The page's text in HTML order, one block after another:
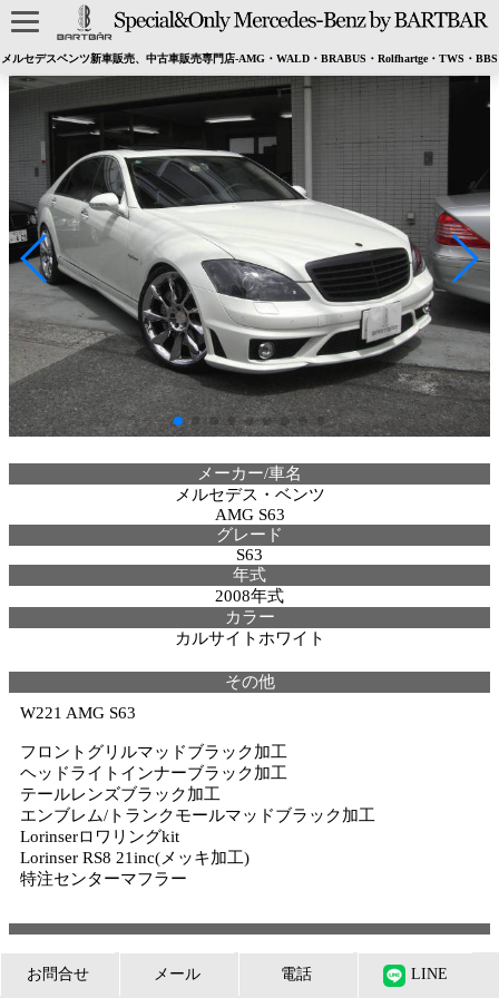
メルセデスベンツ新車販売、中古車販売専門店-AMG・WALD・BRABUS・Rolfhartge・TWS・BBS
メーカー/車名
メルセデス・ベンツ
AMG S63
グレード
S63
年式
2008年式
カラー
カルサイトホワイト
その他
W221 AMG S63
フロントグリルマッドブラック加工
ヘッドライトインナーブラック加工
テールレンズブラック加工
エンブレム/トランクモールマッドブラック加工
Lorinserロワリングkit
Lorinser RS8 21inc(メッキ加工)
特注センターマフラー
お問合せ メール 電話 LINE